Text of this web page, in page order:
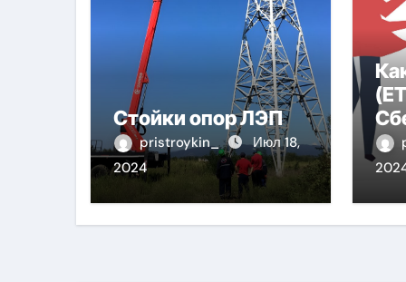
Стойки опор ЛЭП
pristroykin_
Июл 18,
2024